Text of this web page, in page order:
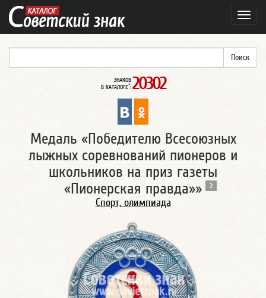
ЗНАКОВ
В КАТАЛОГЕ*: 20302
Медаль «Победителю Всесоюзных
лыжных соревнований пионеров и
школьников на приз газеты
«Пионерская правда»»
2
Спорт, олимпиада